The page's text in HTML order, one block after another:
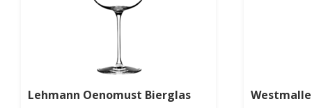
Lehmann Oenomust Bierglas